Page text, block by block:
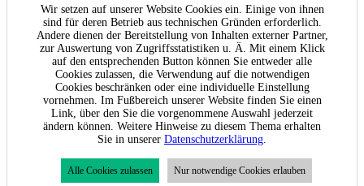
Wir setzen auf unserer Website Cookies ein. Einige von ihnen
sind für deren Betrieb aus technischen Gründen erforderlich.
Andere dienen der Bereitstellung von Inhalten externer Partner,
zur Auswertung von Zugriffsstatistiken u. Ä. Mit einem Klick
auf den entsprechenden Button können Sie entweder alle
Cookies zulassen, die Verwendung auf die notwendigen
Cookies beschränken oder eine individuelle Einstellung
vornehmen. Im Fußbereich unserer Website finden Sie einen
Link, über den Sie die vorgenommene Auswahl jederzeit
ändern können. Weitere Hinweise zu diesem Thema erhalten
Sie in unserer Datenschutzerklärung.
Alle Cookies zulassen Nur notwendige Cookies erlauben